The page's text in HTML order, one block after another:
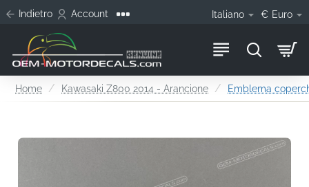
Indietro Account Italiano € Euro
HomehomeKawasaki Z800 2014 - Arancione Emblema